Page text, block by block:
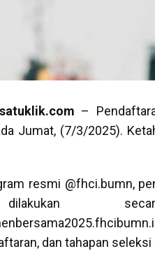
–
Jumat, (7/3/2025).
resmi @fhci.bumn,
dan tahapan